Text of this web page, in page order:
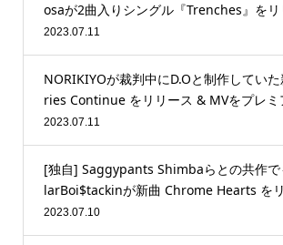
osaが2曲入りシングル『Trenches』をリ
2023.07.11
NORIKIYOが裁判中にD.Oと制作してい
ries Continue をリリース & MVをプレミ
2023.07.11
[独自] Saggypants Shimbaらとの共作で
larBoi$tackinが新曲 Chrome Hearts を
2023.07.10